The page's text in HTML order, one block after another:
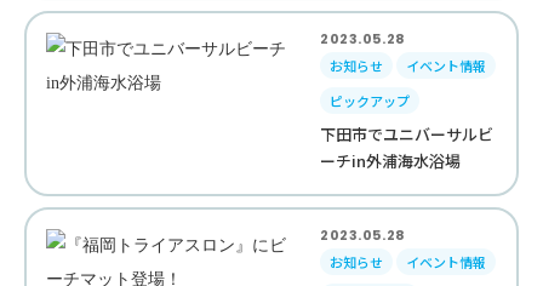
2023.05.28
お知らせ
イベント情報
ピックアップ
下田市でユニバーサルビ
ーチin外浦海水浴場
2023.05.28
お知らせ
イベント情報